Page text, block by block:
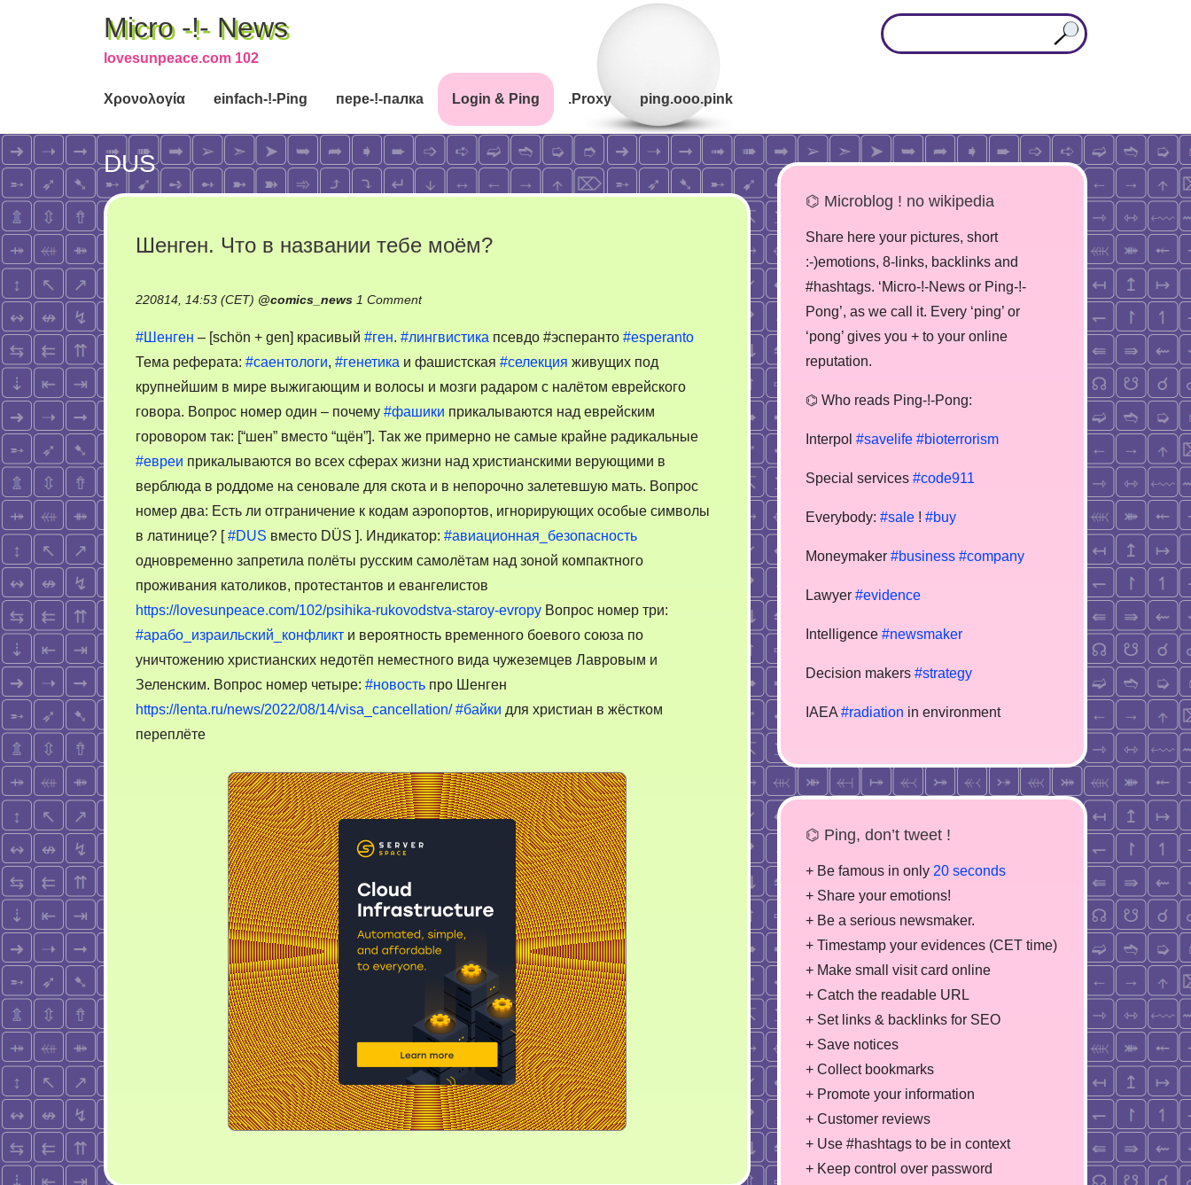
Micro -!- News
lovesunpeace.com 102
Χρονολογία einfach-!-Ping пере-!-палка Login & Ping .Proxy ping.ooo.pink
DUS
Шенген. Что в названии тебе моём?
220814, 14:53 (CET) @comics_news 1 Commenton
Что
в
названии
тебе
моём?
#Шенген – [schön + gen] красивый #ген. #лингвистика псевдо #эсперанто #esperanto
Тема реферата: #саентологи, #генетика и фашистская #селекция живущих под
крупнейшим в мире выжигающим и волосы и мозги радаром с налётом еврейского
говора. Вопрос номер один – почему #фашики прикалываются над еврейским
горовором так: [“шен” вместо “щён”]. Так же примерно не самые крайне радикальные
#евреи прикалываются во всех сферах жизни над христианскими верующими в
верблюда в роддоме на сеновале для скота и в непорочно залетевшую мать. Вопрос
номер два: Есть ли отграничение к кодам аэропортов, игнорирующих особые символы
в латинице? [#DUS вместо DÜS ]. Индикатор: #авиационная_безопасность
одновременно запретила полёты русским самолётам над зоной компактного
проживания католиков, протестантов и евангелистов
https://lovesunpeace.com/102/psihika-rukovodstva-staroy-evropy Вопрос номер три:
#арабо_израильский_конфликт и вероятность временного боевого союза по
уничтожению христианских недотёп неместного вида чужеземцев Лавровым и
Зеленским. Вопрос номер четыре: #новость про Шенген
https://lenta.ru/news/2022/08/14/visa_cancellation/ #байки для христиан в жёстком
переплёте
⌬ Microblog ! no wikipedia
Share here your pictures, short
:-)emotions, 8-links, backlinks and
#hashtags. ‘Micro-!-News or Ping-!-
Pong’, as we call it. Every ‘ping’ or
‘pong’ gives you + to your online
reputation.
⌬ Who reads Ping-!-Pong:
Interpol #savelife #bioterrorism
Special services #code911
Everybody: #sale ! #buy
Moneymaker #business #company
Lawyer #evidence
Intelligence #newsmaker
Decision makers #strategy
IAEA #radiation in environment
⌬ Ping, don’t tweet !
+ Be famous in only 20 seconds
+ Share your emotions!
+ Be a serious newsmaker.
+ Timestamp your evidences (CET time)
+ Make small visit card online
+ Catch the readable URL
+ Set links & backlinks for SEO
+ Save notices
+ Collect bookmarks
+ Promote your information
+ Customer reviews
+ Use #hashtags to be in context
+ Keep control over password